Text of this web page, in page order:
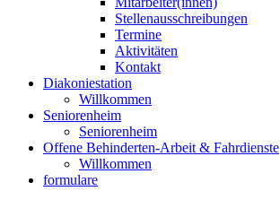
Stellenausschreibungen
Termine
Aktivitäten
Kontakt
Diakoniestation
Willkommen
Seniorenheim
Seniorenheim
Offene Behinderten-Arbeit & Fahrdienste
Willkommen
formulare